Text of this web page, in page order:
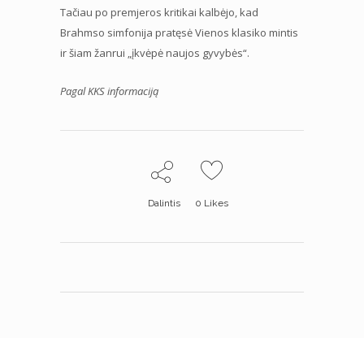
Tačiau po premjeros kritikai kalbėjo, kad
Brahmso simfonija pratęsė Vienos klasiko mintis
ir šiam žanrui „įkvėpė naujos gyvybės“.
Pagal KKS informaciją
Dalintis 0 Likes